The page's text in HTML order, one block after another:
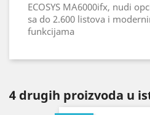
ECOSYS MA6000ifx, nudi
sa do 2.600 listova i
funkcijama
4 drugih proizvoda u